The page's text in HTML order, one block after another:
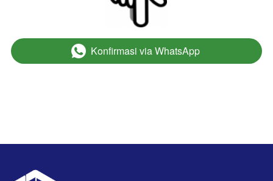
` Konfirmasi via WhatsApp